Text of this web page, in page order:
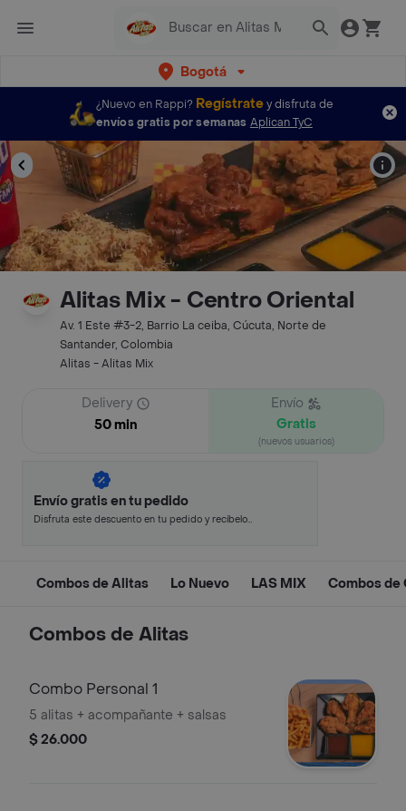
Bogotá
¿Nuevo en Rappi? Regístratey disfruta de
envíos gratis por semanas Aplican TyC
Alitas Mix - Centro Oriental
Av. 1 Este #3-2, Barrio La ceiba, Cúcuta, Norte de
Santander, Colombia
Alitas - Alitas Mix
Delivery
50 min
Envío
Gratis
(nuevos usuarios)
Envío gratis en tu pedido
Disfruta este descuento en tu pedido y recíbelo
Combos de Alitas Lo Nuevo LAS MIX Combos de
Combos de Alitas
Combo Personal 1
5 alitas + acompañante + salsas
$ 26.000